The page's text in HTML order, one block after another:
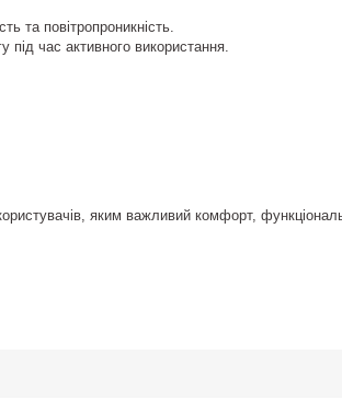
та повітропроникність.
час активного використання.
яким важливий комфорт,